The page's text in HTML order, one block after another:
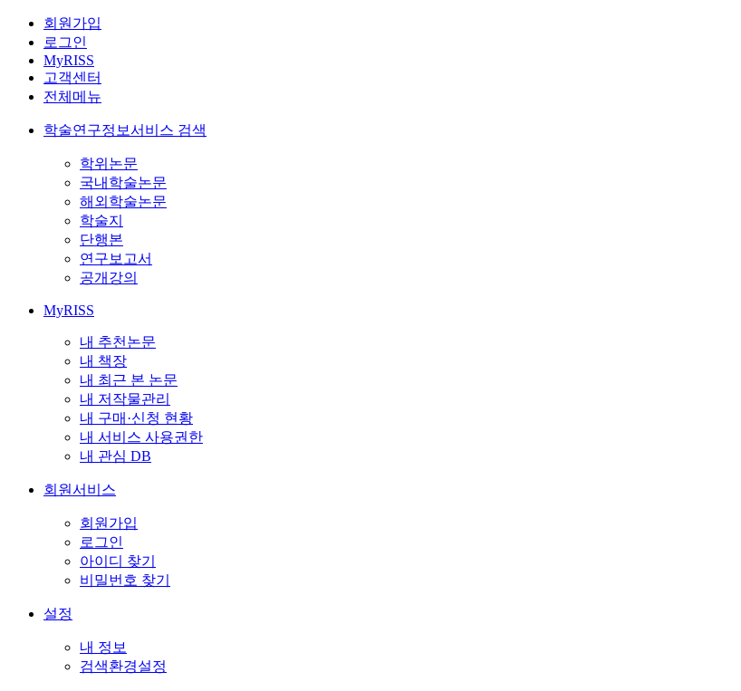
회원가입
로그인
MyRISS
고객센터
전체메뉴
학술연구정보서비스 검색
학위논문
국내학술논문
해외학술논문
학술지
단행본
연구보고서
공개강의
MyRISS
내 추천논문
내 책장
내 최근 본 논문
내 저작물관리
내 구매·신청 현황
내 서비스 사용권한
내 관심 DB
회원서비스
회원가입
로그인
아이디 찾기
비밀번호 찾기
설정
내 정보
검색환경설정